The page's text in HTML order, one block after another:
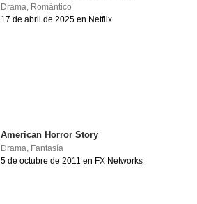
Drama, Romántico
17 de abril de 2025 en Netflix
American Horror Story
Drama, Fantasía
5 de octubre de 2011 en FX Networks